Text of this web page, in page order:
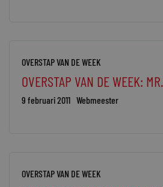
OVERSTAP VAN DE WEEK
OVERSTAP VAN DE WEEK:
9 februari 2011 Webmeester
OVERSTAP VAN DE WEEK